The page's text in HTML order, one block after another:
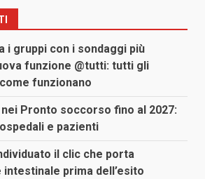
i gruppi con i sondaggi più
funzione @tutti: tutti gli
funzionano
Pronto soccorso fino al 2027:
e pazienti
il clic che porta
intestinale prima dell’esito